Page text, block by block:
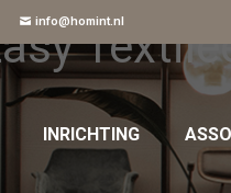
info@homint.nl
INRICHTING